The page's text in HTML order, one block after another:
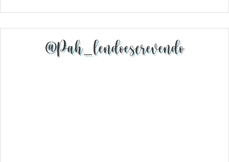
@pah_lendoescrevendo